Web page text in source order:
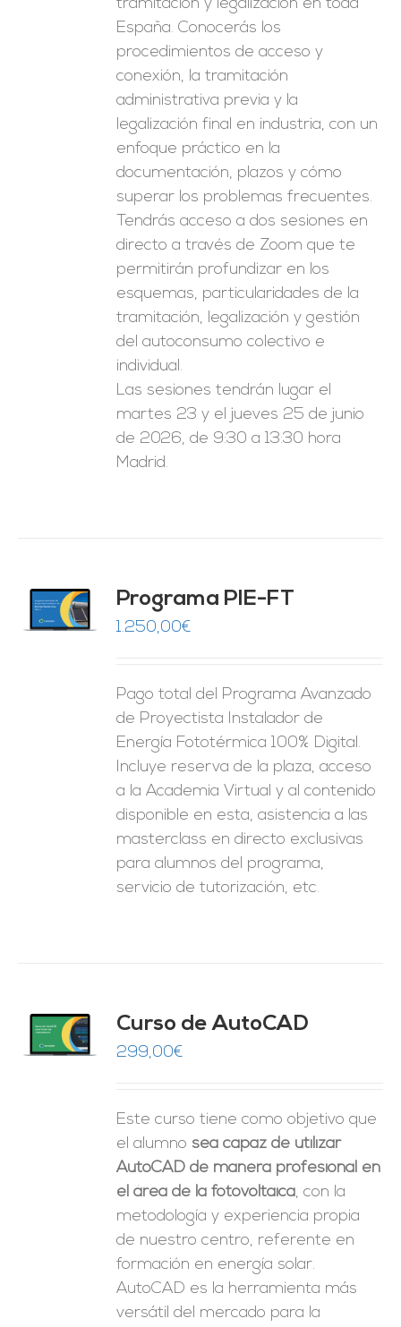
tramitación y legalización en toda
España. Conocerás los
procedimientos de acceso y
conexión, la tramitación
administrativa previa y la
legalización final en industria, con un
enfoque práctico en la
documentación, plazos y cómo
superar los problemas frecuentes.
Tendrás acceso a dos sesiones en
directo a través de Zoom que te
permitirán profundizar en los
esquemas, particularidades de la
tramitación, legalización y gestión
del autoconsumo colectivo e
individual.
Las sesiones tendrán lugar el
martes 23 y el jueves 25 de junio
de 2026, de 9:30 a 13:30 hora
Madrid.
Programa PIE-FT
1.250,00€
Pago total del Programa Avanzado
de Proyectista Instalador de
Energía Fototérmica 100% Digital.
Incluye reserva de la plaza, acceso
a la Academia Virtual y al contenido
disponible en esta, asistencia a las
masterclass en directo exclusivas
para alumnos del programa,
servicio de tutorización, etc.
Curso de AutoCAD
299,00€
Este curso tiene como objetivo que
el alumno sea capaz de utilizar
AutoCAD de manera profesional en
el área de la fotovoltaica, con la
metodología y experiencia propia
de nuestro centro, referente en
formación en energía solar.
AutoCAD es la herramienta más
versátil del mercado para la